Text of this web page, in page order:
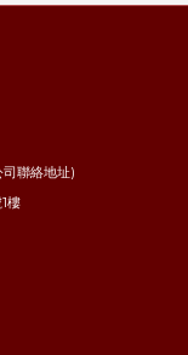
司聯絡地址)
樓